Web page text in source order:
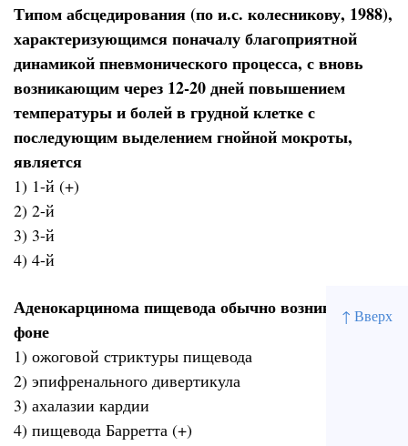
↑ Вверх
Типом абсцедирования (по и.с. колесникову, 1988),
характеризующимся поначалу благоприятной
динамикой пневмонического процесса, с вновь
возникающим через 12-20 дней повышением
температуры и болей в грудной клетке с
последующим выделением гнойной мокроты,
является
1) 1-й (+)
2) 2-й
3) 3-й
4) 4-й
Аденокарцинома пищевода обычно возникает на
фоне
1) ожоговой стриктуры пищевода
2) эпифренального дивертикула
3) ахалазии кардии
4) пищевода Барретта (+)